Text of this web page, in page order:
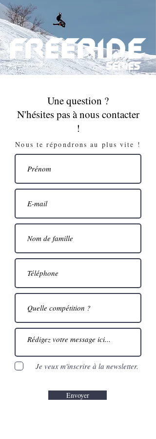
Une question ?
N'hésites pas à nous contacter
!
Nous te répondrons au plus vite !
Je veux m'inscrire à la newsletter.
Envoyer